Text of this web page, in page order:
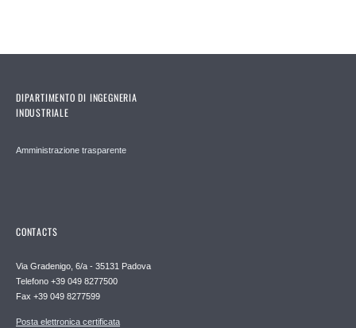
DIPARTIMENTO DI INGEGNERIA
INDUSTRIALE
Amministrazione trasparente
CONTACTS
Via Gradenigo, 6/a - 35131 Padova
Telefono +39 049 8277500
Fax +39 049 8277599
Posta elettronica certificata